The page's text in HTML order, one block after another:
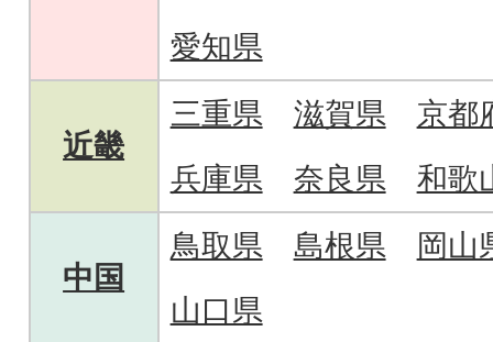
愛知県
近畿
三重県 滋賀県
京都
兵庫県
奈良県 和歌
中国
鳥取県 島根県
岡山
山口県